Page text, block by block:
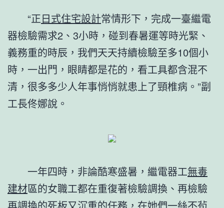
“正日式住宅設計常情形下，完成一臺繼電
器檢驗需求2、3小時，碰到春暑運等時光緊、
義務重的時辰，我們天天持續檢驗至多10個小
時，一出門，眼睛都是花的，看工具都含混不
清，很多多少人年事悄悄就患上了頸椎病。”副
工長佟娜說。
一年四時，非論酷寒盛暑，繼電器工無毒
建材區的女職工都在重復著檢驗調換、再檢驗
再調換的死板又沉重的任務，在她們一絲不茍